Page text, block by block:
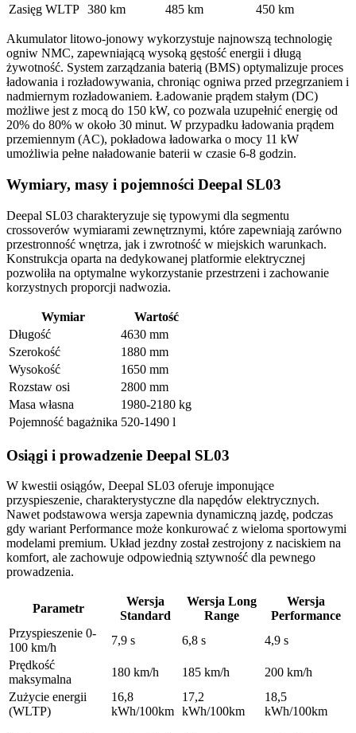
Zasięg WLTP 380 km 485 km 450 km
Akumulator litowo-jonowy wykorzystuje najnowszą technologię
ogniw NMC, zapewniającą wysoką gęstość energii i długą
żywotność. System zarządzania baterią (BMS) optymalizuje proces
ładowania i rozładowywania, chroniąc ogniwa przed przegrzaniem i
nadmiernym rozładowaniem. Ładowanie prądem stałym (DC)
możliwe jest z mocą do 150 kW, co pozwala uzupełnić energię od
20% do 80% w około 30 minut. W przypadku ładowania prądem
przemiennym (AC), pokładowa ładowarka o mocy 11 kW
umożliwia pełne naładowanie baterii w czasie 6-8 godzin.
Wymiary, masy i pojemności Deepal SL03
Deepal SL03 charakteryzuje się typowymi dla segmentu
crossoverów wymiarami zewnętrznymi, które zapewniają zarówno
przestronność wnętrza, jak i zwrotność w miejskich warunkach.
Konstrukcja oparta na dedykowanej platformie elektrycznej
pozwoliła na optymalne wykorzystanie przestrzeni i zachowanie
korzystnych proporcji nadwozia.
Wymiar
Wartość
Długość
4630 mm
Szerokość
1880 mm
Wysokość
1650 mm
Rozstaw osi
2800 mm
Masa własna
1980-2180 kg
Pojemność bagażnika 520-1490 l
Osiągi i prowadzenie Deepal SL03
W kwestii osiągów, Deepal SL03 oferuje imponujące
przyspieszenie, charakterystyczne dla napędów elektrycznych.
Nawet podstawowa wersja zapewnia dynamiczną jazdę, podczas
gdy wariant Performance może konkurować z wieloma sportowymi
modelami premium. Układ jezdny został zestrojony z naciskiem na
komfort, ale zachowuje odpowiednią sztywność dla pewnego
prowadzenia.
Parametr
Wersja
Standard
Wersja Long
Range
Wersja
Performance
Przyspieszenie 0-
100 km/h
7,9 s 6,8 s
4,9 s
Prędkość
maksymalna
180 km/h 185 km/h
200 km/h
Zużycie energii
(WLTP)
16,8
kWh/100km
17,2
kWh/100km
18,5
kWh/100km